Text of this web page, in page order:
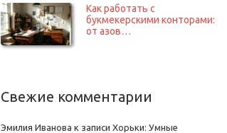
Как работать с
букмекерскими конторами:
от азов…
Свежие комментарии
Эмилия Иванова к записи Хорьки: Умные